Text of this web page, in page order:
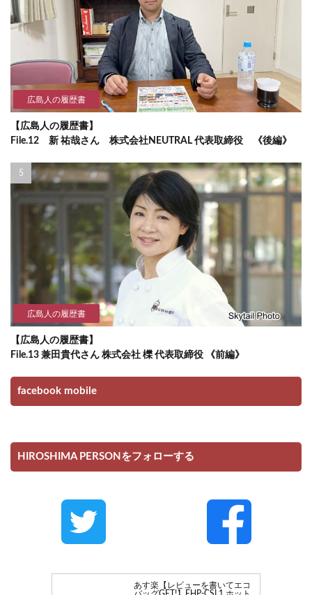
広島人の履歴書
【広島人の履歴書】
File.12 新 祐哉さん 株式会社NEUTRAL 代表取締役 《後編》
広島人の履歴書
【広島人の履歴書】
File.13 兼田貴代さん 株式会社 櫟 代表取締役 《前編》
facebook mobile
HIROSHIMA PERSONをフォローする
あす楽【レビューを書いてエコ